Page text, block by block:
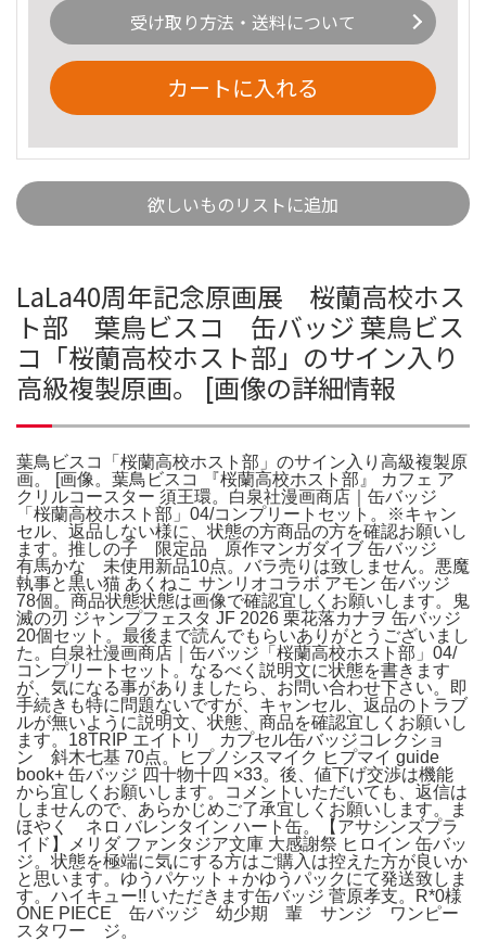
受け取り方法・送料について
カートに入れる
欲しいものリストに追加
LaLa40周年記念原画展 桜蘭高校ホス
ト部 葉鳥ビスコ 缶バッジ 葉鳥ビス
コ「桜蘭高校ホスト部」のサイン入り
高級複製原画。 [画像の詳細情報
葉鳥ビスコ「桜蘭高校ホスト部」のサイン入り高級複製原
画。 [画像。葉鳥ビスコ 『桜蘭高校ホスト部』 カフェ ア
クリルコースター 須王環。白泉社漫画商店｜缶バッジ
「桜蘭高校ホスト部」04/コンプリートセット。※キャン
セル、返品しない様に、状態の方商品の方を確認お願いし
ます。推しの子 限定品 原作マンガダイブ 缶バッジ
有馬かな 未使用新品10点。バラ売りは致しません。悪魔
執事と黒い猫 あくねこ サンリオコラボ アモン 缶バッジ
78個。商品状態状態は画像で確認宜しくお願いします。鬼
滅の刃 ジャンプフェスタ JF 2026 栗花落カナヲ 缶バッジ
20個セット。最後まで読んでもらいありがとうございまし
た。白泉社漫画商店｜缶バッジ「桜蘭高校ホスト部」04/
コンプリートセット。なるべく説明文に状態を書きます
が、気になる事がありましたら、お問い合わせ下さい。即
手続きも特に問題ないですが、キャンセル、返品のトラブ
ルが無いように説明文、状態、商品を確認宜しくお願いし
ます。18TRIP エイトリ カプセル缶バッジコレクショ
ン 斜木七基 70点。ヒプノシスマイク ヒプマイ guide
book+ 缶バッジ 四十物十四 ×33。後、値下げ交渉は機能
から宜しくお願いします。コメントいただいても、返信は
しませんので、あらかじめご了承宜しくお願いします。ま
ほやく ネロ バレンタイン ハート缶。【アサシンズプラ
イド】メリダ ファンタジア文庫 大感謝祭 ヒロイン 缶バッ
ジ。状態を極端に気にする方はご購入は控えた方が良いか
と思います。ゆうパケット＋かゆうパックにて発送致しま
す。ハイキュー!! いただきます缶バッジ 菅原孝支。R*0様
ONE PIECE 缶バッジ 幼少期 輩 サンジ ワンピー
スタワー ジ。